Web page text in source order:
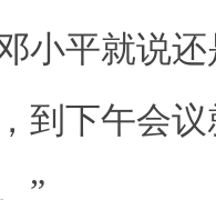
小平就说
到下午会
”